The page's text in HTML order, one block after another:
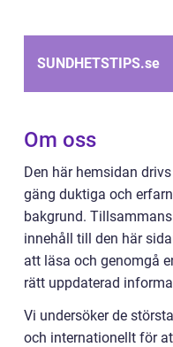
SUNDHETSTIPS.se
Om oss
Den här hemsidan
gäng duktiga och
bakgrund.
innehåll till den här
att läsa och genomgå
rätt uppdaterad
Vi undersöker de
och internationellt för